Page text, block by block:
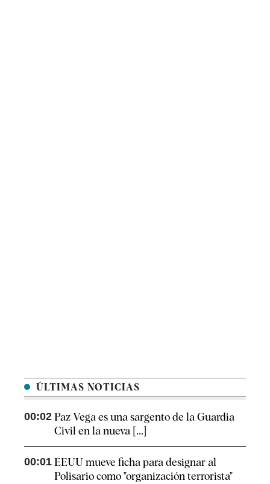
ÚLTIMAS NOTICIAS
00:02 Paz Vega es una sargento de la Guardia
Civil en la nueva [...]
00:01 EEUU mueve ficha para designar al
Polisario como "organización terrorista"